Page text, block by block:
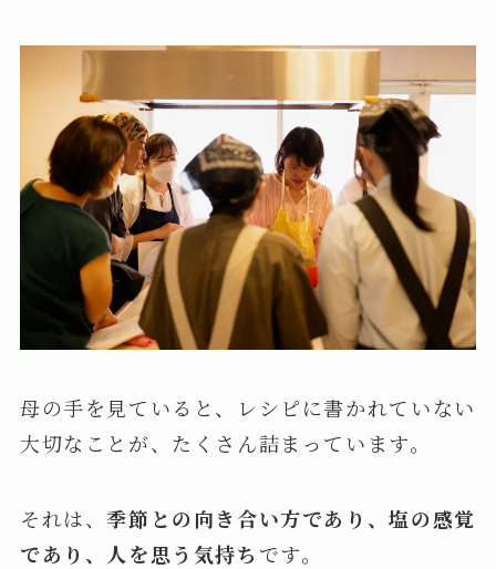
母の手を見ていると、レシピに書かれていない
大切なことが、たくさん詰まっています。
それは、季節との向き合い方であり、塩の感覚
であり、人を思う気持ち です。